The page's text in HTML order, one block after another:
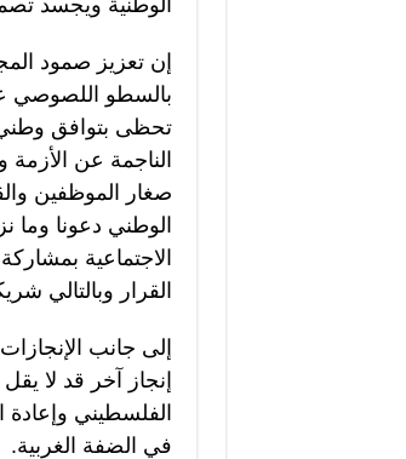
الوطنية ويجسد
إن تعزيز صمود
بالسطو اللصوصي
تحظى بتوافق وطني
الناجمة عن
صغار الموظفين
الوطني دعونا وما
الاجتماعية
القرار وبالتالي
إلى جانب
إنجاز آخر قد لا
الفلسطيني وإعادة
في الضفة الغربية.